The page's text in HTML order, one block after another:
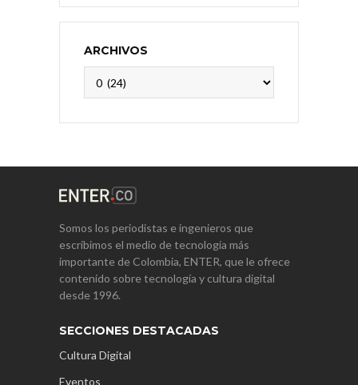
ARCHIVOS
Somos los periodistas e ingenieros que
escribimos el medio de tecnología más
importante de Colombia, ENTER, que le ofrece
contenido sobre tecnología y cultura digital
desde 1996.
SECCIONES DESTACADAS
Cultura Digital
Eventos